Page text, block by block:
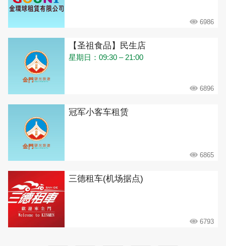
6986
【圣祖食品】民生店
星期日：09:30 – 21:00
6896
冠军小客车租赁
6865
三德租车(机场据点)
6793